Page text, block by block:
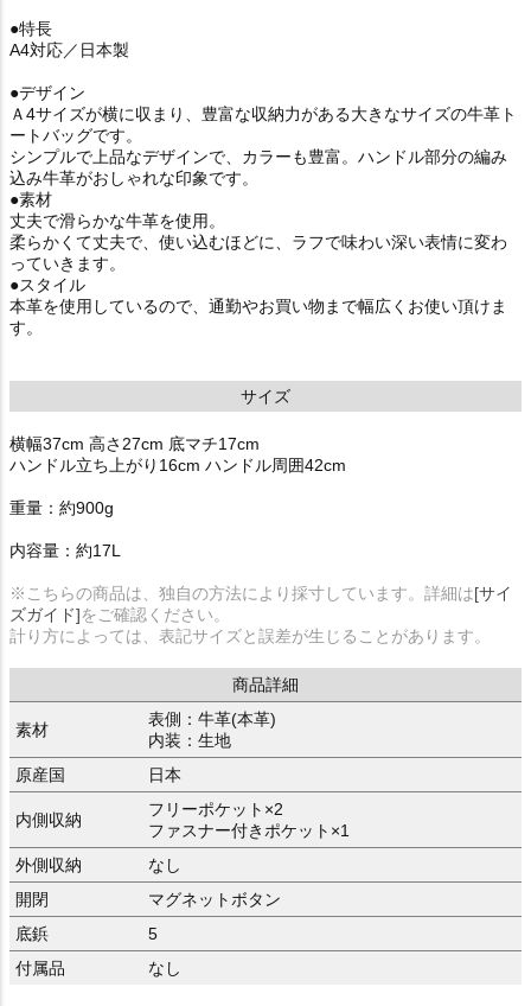
●特長
A4対応／日本製
●デザイン
Ａ4サイズが横に収まり、豊富な収納力がある大きなサイズの牛革ト
ートバッグです。
シンプルで上品なデザインで、カラーも豊富。ハンドル部分の編み
込み牛革がおしゃれな印象です。
●素材
丈夫で滑らかな牛革を使用。
柔らかくて丈夫で、使い込むほどに、ラフで味わい深い表情に変わ
っていきます。
●スタイル
本革を使用しているので、通勤やお買い物まで幅広くお使い頂けま
す。
サイズ
横幅37cm 高さ27cm 底マチ17cm
ハンドル立ち上がり16cm ハンドル周囲42cm
重量：約900g
内容量：約17L
※こちらの商品は、独自の方法により採寸しています。詳細は[サイ
ズガイド]をご確認ください。
計り方によっては、表記サイズと誤差が生じることがあります。
商品詳細
素材
表側：牛革(本革)
内装：生地
原産国
日本
内側収納
フリーポケット×2
ファスナー付きポケット×1
外側収納
なし
開閉
マグネットボタン
底鋲
5
付属品
なし